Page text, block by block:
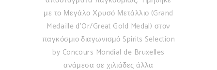
με το Μεγάλο Χρυσό Μετάλλιο (Grand
Medaille d’Or/Great Gold Medal) στον
παγκόσμιο διαγωνισμό Spirits Selection
by Concours Mondial de Bruxelles
ανάμεσα σε χιλιάδες άλλα